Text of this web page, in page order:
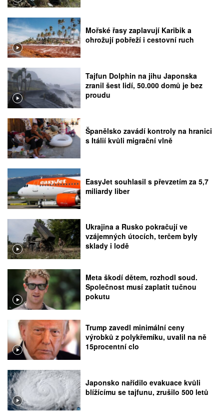
Mořské řasy zaplavují Karibik a
ohrožují pobřeží i cestovní ruch
Tajfun Dolphin na jihu Japonska
zranil šest lidí, 50.000 domů je bez
proudu
Španělsko zavádí kontroly na hranici
s Itálií kvůli migrační vlně
EasyJet souhlasil s převzetím za 5,7
miliardy liber
Ukrajina a Rusko pokračují ve
vzájemných útocích, terčem byly
sklady i lodě
Meta škodí dětem, rozhodl soud.
Společnost musí zaplatit tučnou
pokutu
Trump zavedl minimální ceny
výrobků z polykřemíku, uvalil na ně
15procentní clo
Japonsko nařídilo evakuace kvůli
blížícímu se tajfunu, zrušilo 500 letů